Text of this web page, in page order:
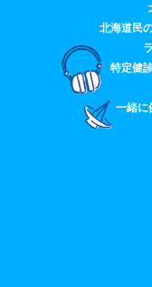
北海道民
特定健
一緒に